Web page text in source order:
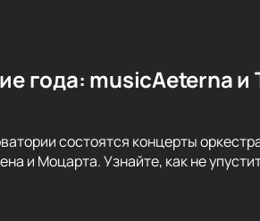
года: musicAeterna и
состоятся концерты
и Моцарта. Узнайте, как не